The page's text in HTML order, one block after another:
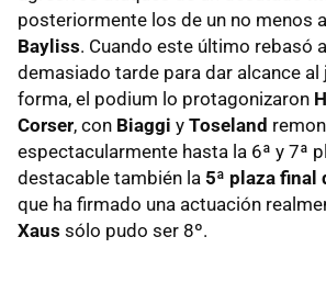
posteriormente los de un no menos
Bayliss. Cuando este último rebasó a
demasiado tarde para dar alcance al
forma, el podium lo protagonizaron
Corser, con Biaggi y Toseland
espectacularmente hasta la 6ª y 7ª
destacable también la 5ª plaza final
que ha firmado una actuación
Xaus sólo pudo ser 8º.